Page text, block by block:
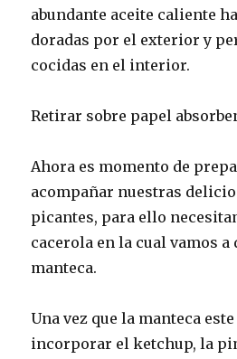
abundante aceite caliente
doradas por el exterior y
cocidas en el interior.
Retirar sobre papel
Ahora es momento de
acompañar nuestras
picantes, para ello
cacerola en la cual vamos
manteca.
Una vez que la manteca
incorporar el ketchup, la